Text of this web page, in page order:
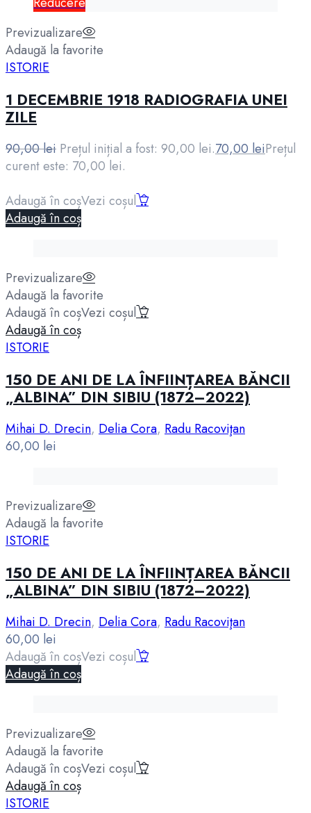
Previzualizare
Adaugă la favorite
ISTORIE
1 DECEMBRIE 1918 RADIOGRAFIA UNEI
ZILE
90,00lei Prețul inițial a fost: 90,00 lei.70,00 leiPrețul
curent este: 70,00 lei.
Adaugă în coșVezi coșul
Adaugă în coș
Previzualizare
Adaugă la favorite
Adaugă în coșVezi coșul
Adaugă în coș
ISTORIE
150 DE ANI DE LA ÎNFIINȚAREA BĂNCII
„ALBINA” DIN SIBIU (1872–2022)
Mihai D. Drecin, Delia Cora, Radu Racoviţan
60,00 lei
Previzualizare
Adaugă la favorite
ISTORIE
150 DE ANI DE LA ÎNFIINȚAREA BĂNCII
„ALBINA” DIN SIBIU (1872–2022)
Mihai D. Drecin, Delia Cora, Radu Racoviţan
60,00 lei
Adaugă în coșVezi coșul
Adaugă în coș
Previzualizare
Adaugă la favorite
Adaugă în coșVezi coșul
Adaugă în coș
ISTORIE